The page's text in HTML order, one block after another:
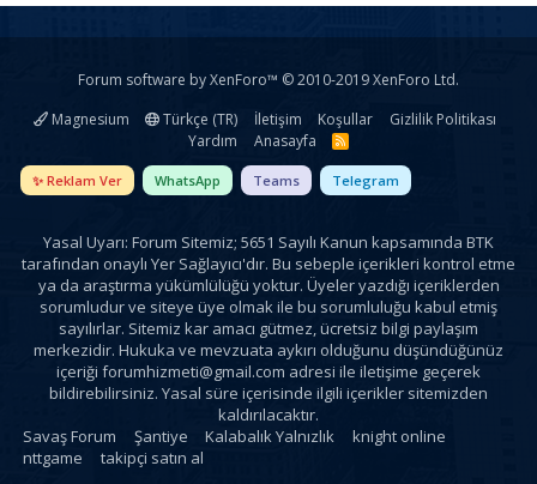
Forum software by XenForo™ © 2010-2019 XenForo Ltd.
Magnesium
Türkçe (TR) İletişim Koşullar
Gizlilik Politikası
Yardım
Anasayfa
R
S
S
✨ Reklam Ver WhatsApp Teams Telegram
Yasal Uyarı: Forum Sitemiz; 5651 Sayılı Kanun kapsamında BTK
tarafından onaylı Yer Sağlayıcı'dır. Bu sebeple içerikleri kontrol etme
ya da araştırma yükümlülüğü yoktur. Üyeler yazdığı içeriklerden
sorumludur ve siteye üye olmak ile bu sorumluluğu kabul etmiş
sayılırlar. Sitemiz kar amacı gütmez, ücretsiz bilgi paylaşım
merkezidir. Hukuka ve mevzuata aykırı olduğunu düşündüğünüz
içeriği forumhizmeti@gmail.com adresi ile iletişime geçerek
bildirebilirsiniz. Yasal süre içerisinde ilgili içerikler sitemizden
kaldırılacaktır.
Savaş Forum
Şantiye Kalabalık Yalnızlık
knight online
nttgame
takipçi satın al